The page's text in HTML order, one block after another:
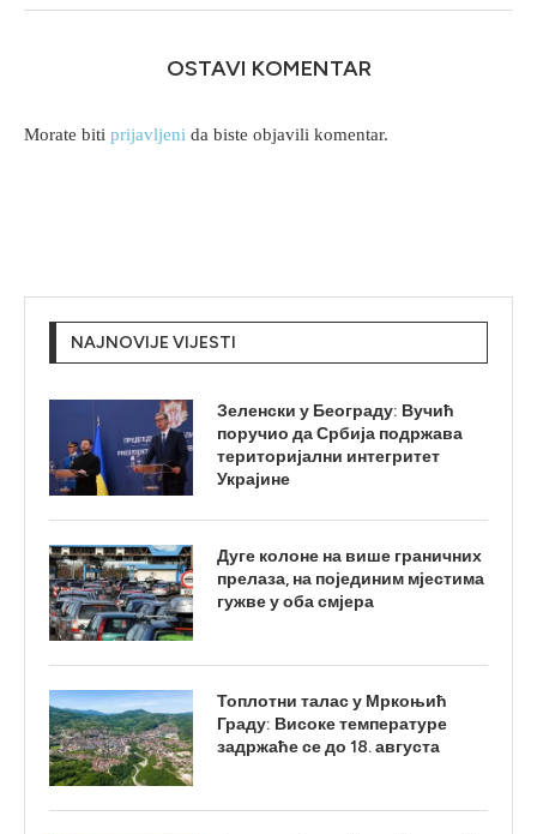
OSTAVI KOMENTAR
Morate biti prijavljeni da biste objavili komentar.
NAJNOVIJE VIJESTI
Зеленски у Београду: Вучић
поручио да Србија подржава
територијални интегритет
Украјине
Дуге колоне на више граничних
прелаза, на појединим мјестима
гужве у оба смјера
Топлотни талас у Мркоњић
Граду: Високе температуре
задржаће се до 18. августа